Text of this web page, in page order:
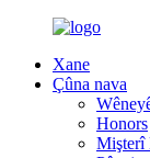
Xane
Çûna nava
Honors
Mişterî